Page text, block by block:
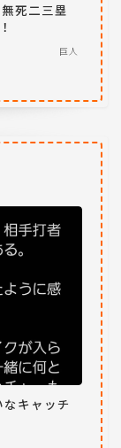
死二三塁
巨人
キャッチ